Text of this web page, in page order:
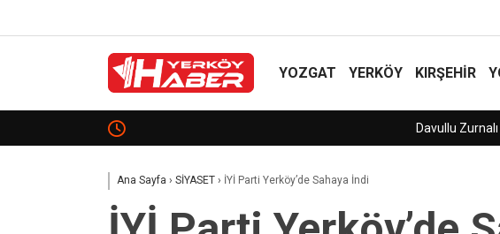
YOZGAT YERKÖY KIRŞEHİR
Ana Sayfa › SİYASET › İYİ Parti Yerköy’de Sahaya İndi